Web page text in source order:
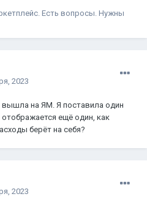
Есть вопросы. Нужны
2023
на ЯМ. Я поставила один
ещё один, как
берёт на себя?
2023